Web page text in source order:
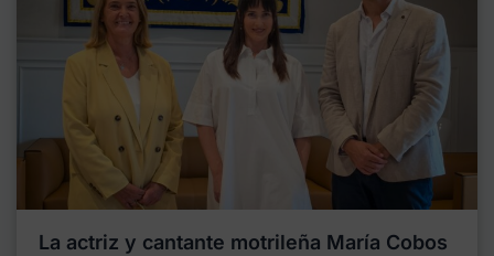
La actriz y cantante motrileña María Cobos